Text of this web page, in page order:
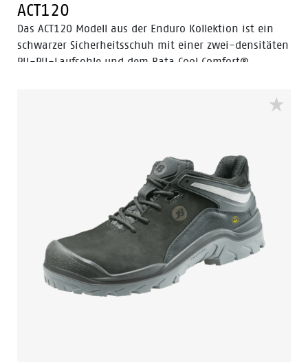
ACT120
Das ACT120 Modell aus der Enduro Kollektion ist ein
schwarzer Sicherheitsschuh mit einer zwei-densitäten
PU-PU-Laufsohle und dem Bata Cool Comfort®